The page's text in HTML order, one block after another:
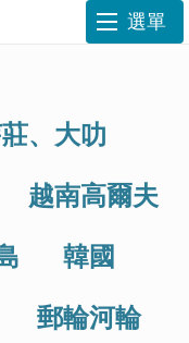
選單
、大叻
越南高爾夫
韓國
郵輪河輪